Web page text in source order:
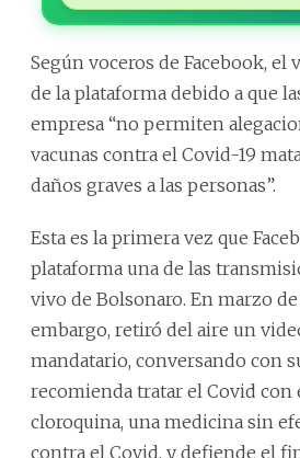
Según voceros de Facebook, el
de la plataforma debido a que
empresa “no permiten
vacunas contra el Covid-19
daños graves a las personas”.
Esta es la primera vez que
plataforma una de las
vivo de Bolsonaro. En marzo
embargo, retiró del aire un
mandatario, conversando con
recomienda tratar el Covid con
cloroquina, una medicina sin
contra el Covid, y defiende el